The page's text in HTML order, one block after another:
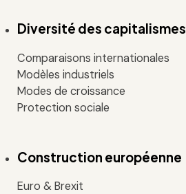
Diversité des capitalismes
Comparaisons internationales
Modèles industriels
Modes de croissance
Protection sociale
Construction européenne
Euro & Brexit